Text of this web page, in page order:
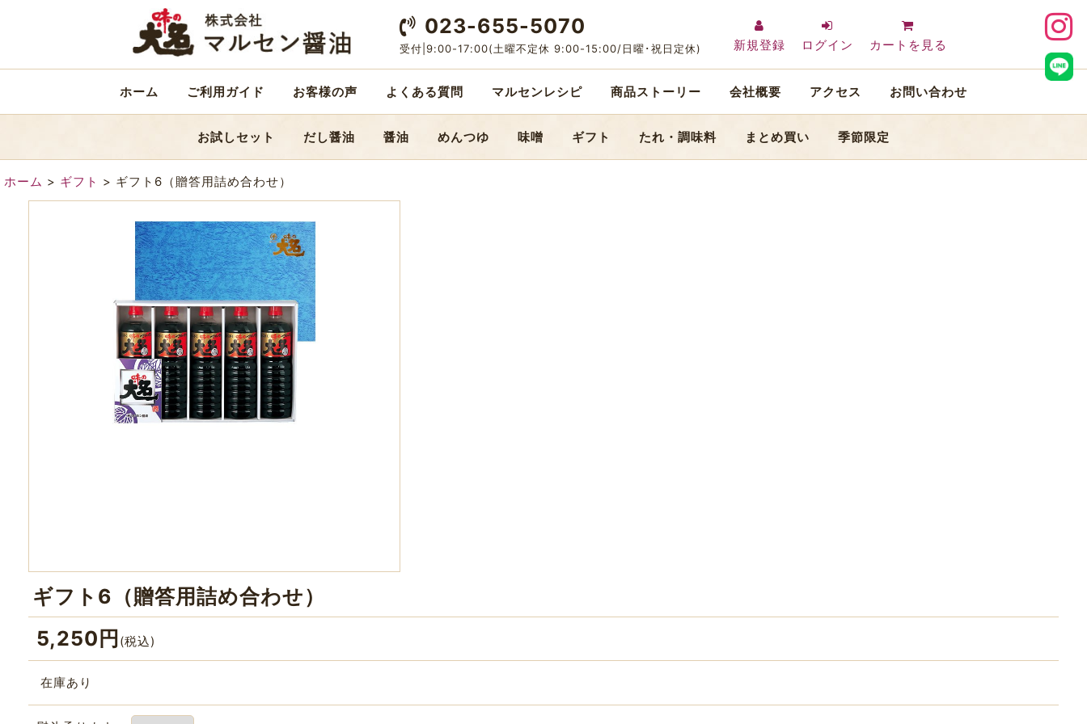
023-655-5070
受付|9:00-17:00(土曜不定休 9:00-15:00/日曜･祝日定休) 新規登録 ログイン カートを見る
ホーム ご利用ガイド お客様の声 よくある質問 マルセンレシピ 商品ストーリー 会社概要 アクセス お問い合わせ
お試しセット だし醤油 醤油 めんつゆ 味噌 ギフト たれ・調味料 まとめ買い 季節限定
ホーム > ギフト > ギフト6（贈答用詰め合わせ）
ギフト6（贈答用詰め合わせ）
5,250 円 (税込)
在庫あり